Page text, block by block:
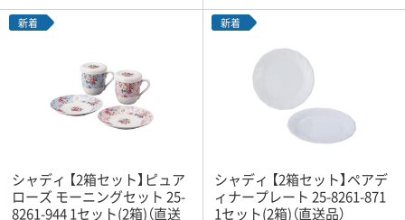
新着
シャディ 【2箱セット】ピュア
ローズ モーニングセット 25-
8261-944 1セット(2箱)（直送
新着
シャディ 【2箱セット】ペアデ
ィナープレート 25-8261-871
1セット(2箱)（直送品）